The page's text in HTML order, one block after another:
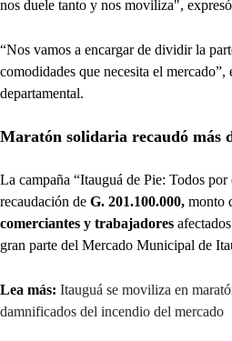
nos duele tanto y nos moviliza",
“Nos vamos a encargar de dividir la
comodidades que necesita el
departamental.
Maratón solidaria recaudó más
La campaña “Itauguá de Pie: Todos
recaudación de G. 201.100.000, monto
comerciantes y trabajadores
gran parte del Mercado Municipal de
Lea más: Itauguá se moviliza en
damnificados del incendio del mercado